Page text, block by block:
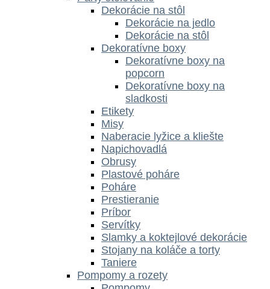
Dekorácie na stôl
Dekorácie na jedlo
Dekorácie na stôl
Dekoratívne boxy
Dekoratívne boxy na
popcorn
Dekoratívne boxy na
sladkosti
Etikety
Misy
Naberacie lyžice a kliešte
Napichovadlá
Obrusy
Plastové poháre
Poháre
Prestieranie
Príbor
Servítky
Slamky a koktejlové dekorácie
Stojany na koláče a torty
Taniere
Pompomy a rozety